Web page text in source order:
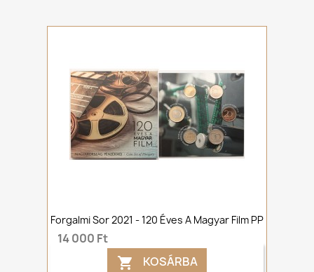
Forgalmi Sor 2021 - 120 Éves A Magyar Film PP
14 000 Ft
 KOSÁRBA